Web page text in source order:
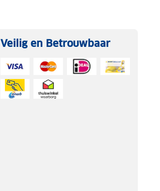
Veilig en Betrouwbaar